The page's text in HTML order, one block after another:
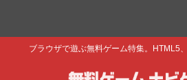
ブラウザで遊ぶ無料ゲーム特集。HTML5